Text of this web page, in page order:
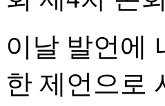
이날 발언에
한 제언으로